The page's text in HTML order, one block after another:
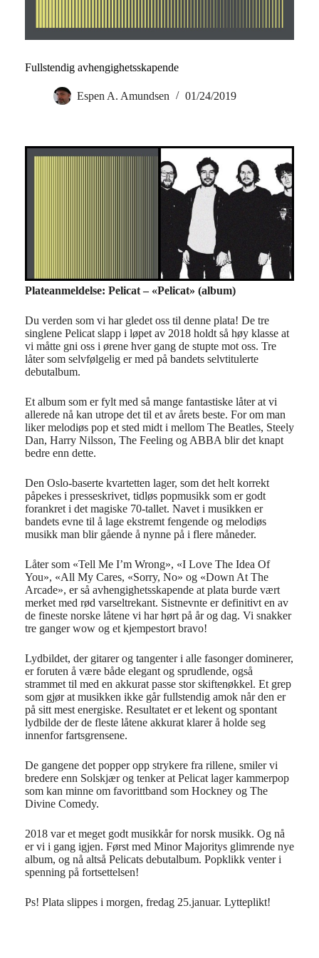
Fullstendig avhengighetsskapende
Espen A. Amundsen 01/24/2019
Plateanmeldelse: Pelicat – «Pelicat» (album)
Du verden som vi har gledet oss til denne plata! De tre
singlene Pelicat slapp i løpet av 2018 holdt så høy klasse at
vi måtte gni oss i ørene hver gang de stupte mot oss. Tre
låter som selvfølgelig er med på bandets selvtitulerte
debutalbum.
Et album som er fylt med så mange fantastiske låter at vi
allerede nå kan utrope det til et av årets beste. For om man
liker melodiøs pop et sted midt i mellom The Beatles, Steely
Dan, Harry Nilsson, The Feeling og ABBA blir det knapt
bedre enn dette.
Den Oslo-baserte kvartetten lager, som det helt korrekt
påpekes i presseskrivet, tidløs popmusikk som er godt
forankret i det magiske 70-tallet. Navet i musikken er
bandets evne til å lage ekstremt fengende og melodiøs
musikk man blir gående å nynne på i flere måneder.
Låter som «Tell Me I’m Wrong», «I Love The Idea Of
You», «All My Cares, «Sorry, No» og «Down At The
Arcade», er så avhengighetsskapende at plata burde vært
merket med rød varseltrekant. Sistnevnte er definitivt en av
de fineste norske låtene vi har hørt på år og dag. Vi snakker
tre ganger wow og et kjempestort bravo!
Lydbildet, der gitarer og tangenter i alle fasonger dominerer,
er foruten å være både elegant og sprudlende, også
strammet til med en akkurat passe stor skiftenøkkel. Et grep
som gjør at musikken ikke går fullstendig amok når den er
på sitt mest energiske. Resultatet er et lekent og spontant
lydbilde der de fleste låtene akkurat klarer å holde seg
innenfor fartsgrensene.
De gangene det popper opp strykere fra rillene, smiler vi
bredere enn Solskjær og tenker at Pelicat lager kammerpop
som kan minne om favorittband som Hockney og The
Divine Comedy.
2018 var et meget godt musikkår for norsk musikk. Og nå
er vi i gang igjen. Først med Minor Majoritys glimrende nye
album, og nå altså Pelicats debutalbum. Popklikk venter i
spenning på fortsettelsen!
Ps! Plata slippes i morgen, fredag 25.januar. Lytteplikt!